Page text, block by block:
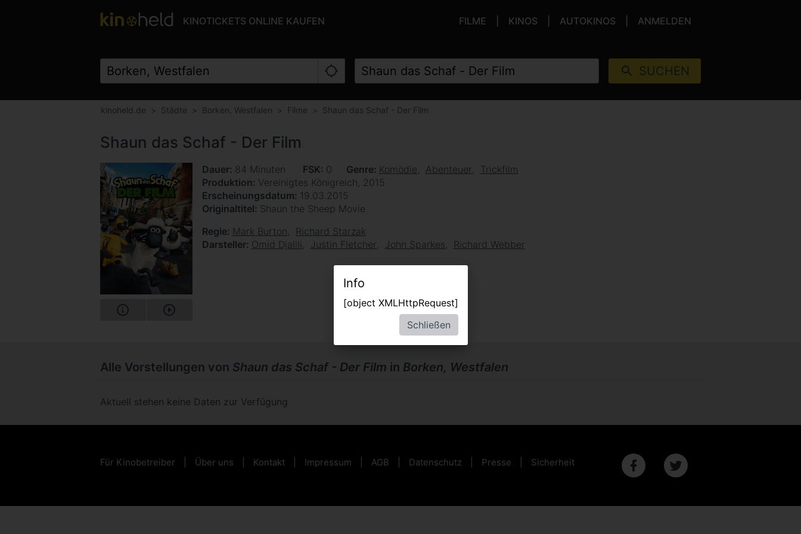
KINOTICKETS ONLINE KAUFEN FILME KINOS AUTOKINOS ANMELDEN
SUCHEN
kinoheld.de Städte Borken, Westfalen Filme Shaun das Schaf - Der Film
Shaun das Schaf - Der Film
Dauer 84 Minuten FSK 0 Genre Komödie Abenteuer
Trickfilm
Produktion Vereinigtes Königreich, 2015
Erscheinungsdatum 19.03.2015
Originaltitel Shaun the Sheep Movie
Regie Mark Burton
Richard Starzak
Darsteller Omid Djalili Justin Fletcher John Sparkes Richard Webber
Alle Vorstellungen von Shaun das Schaf - Der Film in Borken, Westfalen
Aktuell stehen keine Daten zur Verfügung
Für Kinobetreiber Über uns Kontakt Impressum AGB Datenschutz Presse Sicherheit
Info
[object XMLHttpRequest]
Schließen